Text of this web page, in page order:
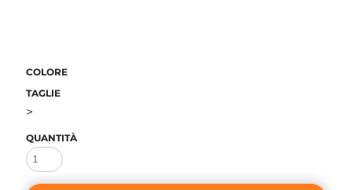
COLORE
TAGLIE
>
QUANTITÀ